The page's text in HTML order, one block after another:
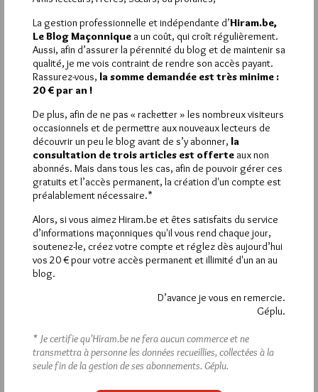
La rédaction de commentaires est
réservée aux abonnés.
Si vous souhaitez rédiger des
commentaires, vous devez :
VOUS INSCRIRE
Déjà inscrit(e) ?Connectez-vous
Pirsch.io)
Plus d’informations
La gestion professionnelle et indépendante d’Hiram.be,
Le Blog Maçonnique a un coût, qui croît régulièrement.
Aussi, afin d’assurer la pérennité du blog et de maintenir sa
qualité, je me vois contraint de rendre son accès payant.
Rassurez-vous, la somme demandée est très minime :
20 € par an !
De plus, afin de ne pas « racketter » les nombreux visiteurs
occasionnels et de permettre aux nouveaux lecteurs de
découvrir un peu le blog avant de s’y abonner, la
consultation de trois articles est offerte aux non
abonnés. Mais dans tous les cas, afin de pouvoir gérer ces
gratuits et l’accès permanent, la création d'un compte est
préalablement nécessaire.*
Alors, si vous aimez Hiram.be et êtes satisfaits du service
d’informations maçonniques qu'il vous rend chaque jour,
soutenez-le, créez votre compte et réglez dès aujourd’hui
vos 20 € pour votre accès permanent et illimité d'un an au
blog.
D’avance je vous en remercie.
Géplu.
* Je certifie qu’Hiram.be ne fera aucun commerce et ne
transmettra à personne les données recueillies, collectées à la
seule fin de la gestion de ses abonnements. Géplu.